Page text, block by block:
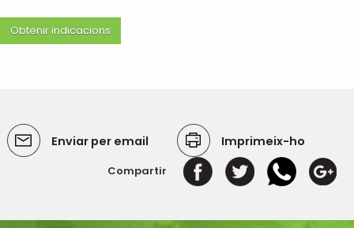
Casal d'Avis
Deixalleria
Enviar per email Imprimeix-ho
Compartir